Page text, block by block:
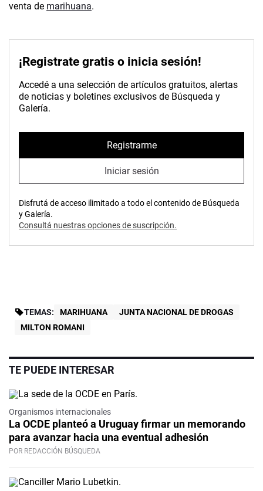
venta de marihuana.
¡Registrate gratis o inicia sesión!
Accedé a una selección de artículos gratuitos, alertas
de noticias y boletines exclusivos de Búsqueda y
Galería.
Registrarme
Iniciar sesión
Disfrutá de acceso ilimitado a todo el contenido de Búsqueda
y Galería.
Consultá nuestras opciones de suscripción.
TEMAS: MARIHUANA
JUNTA NACIONAL DE DROGAS
MILTON ROMANI
TE PUEDE INTERESAR
Organismos internacionales
La OCDE planteó a Uruguay firmar un memorando
para avanzar hacia una eventual adhesión
POR REDACCIÓN BÚSQUEDA